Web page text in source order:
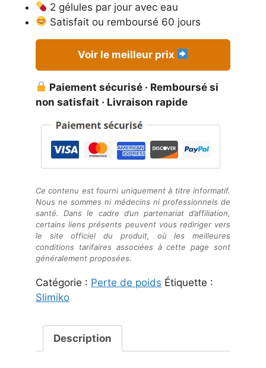
2 gélules par jour avec eau
Satisfait ou remboursé 60 jours
Voir le meilleur prix
Paiement sécurisé · Remboursé si
non satisfait · Livraison rapide
Ce contenu est fourni uniquement à titre informatif.
Nous ne sommes ni médecins ni professionnels de
santé. Dans le cadre d’un partenariat d’affiliation,
certains liens présents peuvent vous rediriger vers
le site officiel du produit, où les meilleures
conditions tarifaires associées à cette page sont
généralement proposées.
Catégorie : Perte de poids Étiquette :
Slimiko
Description